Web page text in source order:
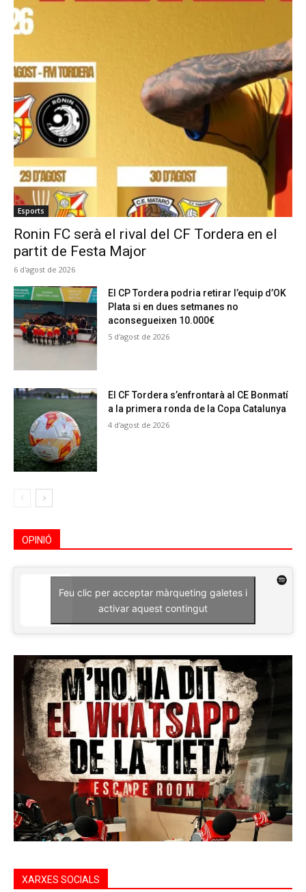
Esports
Ronin FC serà el rival del CF Tordera en el
partit de Festa Major
6 d'agost de 2026
El CP Tordera podria retirar l’equip d’OK
Plata si en dues setmanes no
aconsegueixen 10.000€
5 d'agost de 2026
El CF Tordera s’enfrontarà al CE Bonmatí
a la primera ronda de la Copa Catalunya
4 d'agost de 2026
OPINIÓ
Feu clic per acceptar màrqueting galetes i
activar aquest contingut
XARXES SOCIALS